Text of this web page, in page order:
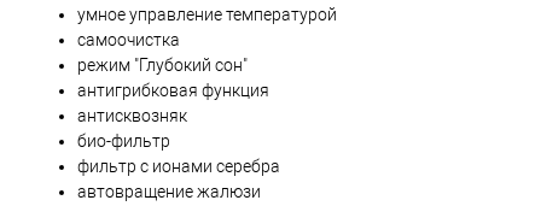
умное управление температурой
самоочистка
режим "Глубокий сон"
антигрибковая функция
антисквозняк
био-фильтр
фильтр с ионами серебра
автовращение жалюзи